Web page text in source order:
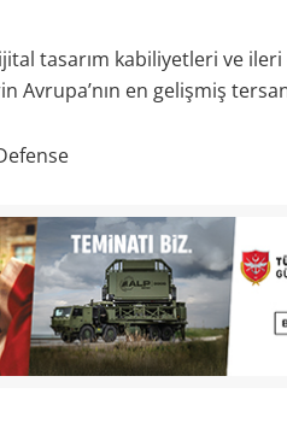
tasarım kabiliyetleri ve
Avrupa’nın en gelişmiş